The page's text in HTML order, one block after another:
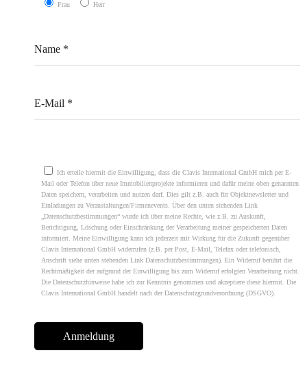
Frau Herr
Ich erteile hiermit die Einwilligung, dass die Clavis International GmbH mich per E-
Mail oder Telefon über neue Immobilienprojekte informieren und dafür meine oben genannten
Daten speichern, verarbeiten und nutzen darf. Dies gilt z.B. auch für Objektnewsletter und
Einladungen zu Veranstaltungen/Firmenevents. Über den unten stehenden Link
„Datenschutzbestimmungen“ wurde ich über meine Rechte, wie z.B. zu Auskunft,
Berichtigung, Löschung oder Einschränkung der Verarbeitung meiner gespeicherten Daten
informiert. Meine Einwilligung kann ich jederzeit mit Wirkung für die Zukunft gegenüber
Clavis International GmbH widerrufen (z.B. per Post, E-Mail, Telefax oder telefonisch,
Anschrift siehe unten stehenden Link Datenschutzbestimmungen). Ein Widerruf berührt die
Rechtmäßigkeit der aufgrund der Einwilligung bis zum Widerruf erfolgten Verarbeitung nicht.
Die Datenschutzhinweise habe ich zur Kenntnis genommen und akzeptiere diese hiermit. Die
Clavis International GmbH handelt nach der Datenschutzgrundverordnung (DSGVO).